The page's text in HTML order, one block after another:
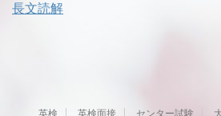
長文読解
英検 英検面接 センター試験